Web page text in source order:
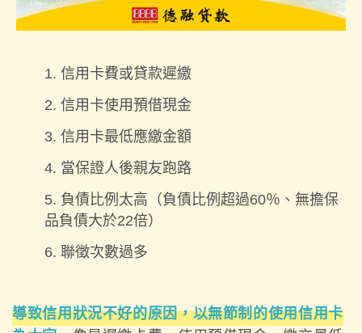
信用卡費或貸款遲繳
信用卡使用預借現金
信用卡最低應繳金額
當保證人後親友跑路
負債比例太高（負債比例超過60％、無擔保
品負債大於22倍）
聯徵次數過多
導致信用狀況不好的原因，以無節制的使用信用卡